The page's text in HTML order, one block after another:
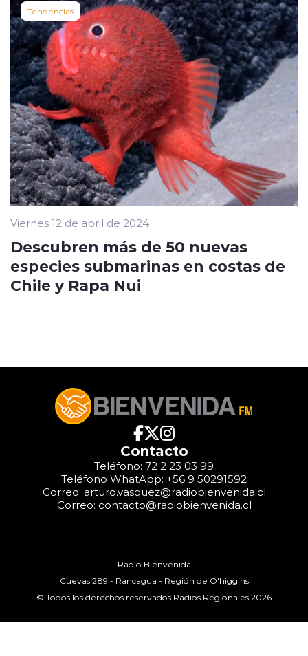
Tendencias
Viernes 12 de abril de 2024
Descubren más de 50 nuevas
especies submarinas en costas de
Chile y Rapa Nui
Contacto
Teléfono: 72 2 23 03 99
Teléfono WhatApp: +56 9 50291592
Correo: arturo.vasquez@radiobienvenida.cl
Correo: contacto@radiobienvenida.cl
Radio Bienvenida
Cuevas 289 - Rancagua - Región de O'higgins
© Todos los derechos reservados Radios Regionales 2026